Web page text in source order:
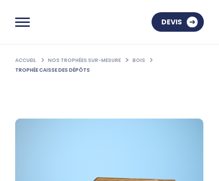
DEVIS
ACCUEIL NOS TROPHÉES SUR-MESURE
BOIS
TROPHÉE CAISSE DES DÉPÔTS